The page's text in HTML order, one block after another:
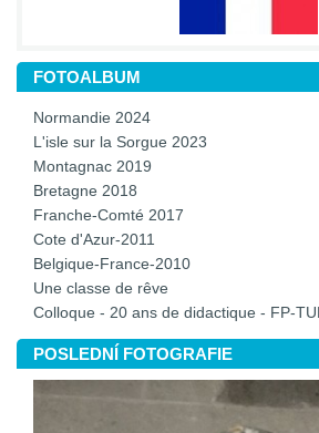
FOTOALBUM
Normandie 2024
L'isle sur la Sorgue 2023
Montagnac 2019
Bretagne 2018
Franche-Comté 2017
Cote d'Azur-2011
Belgique-France-2010
Une classe de rêve
Colloque - 20 ans de didactique - FP-
POSLEDNÍ FOTOGRAFIE